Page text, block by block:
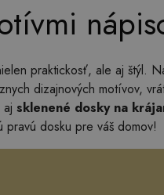
praktickosť, ale aj štýl.
dizajnových motívov,
sklenené dosky na
dosku pre váš domov!